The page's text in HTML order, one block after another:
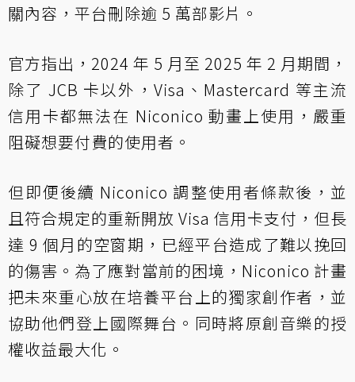
關內容，平台刪除逾 5 萬部影片。
官方指出，2024 年 5 月至 2025 年 2 月期間，
除了 JCB 卡以外，Visa、Mastercard 等主流
信用卡都無法在 Niconico 動畫上使用，嚴重
阻礙想要付費的使用者。
但即便後續 Niconico 調整使用者條款後，並
且符合規定的重新開放 Visa 信用卡支付，但長
達 9 個月的空窗期，已經平台造成了難以挽回
的傷害。為了應對當前的困境，Niconico 計畫
把未來重心放在培養平台上的獨家創作者，並
協助他們登上國際舞台。同時將原創音樂的授
權收益最大化。